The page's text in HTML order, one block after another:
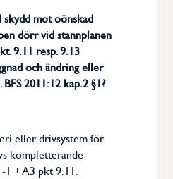
skydd mot oönskad
dörr vid stannplanen
9.11 resp. 9.13
och ändring eller
2011:12 kap.2 §1?
eller drivsystem för
kompletterande
1 + A3 pkt 9.11.